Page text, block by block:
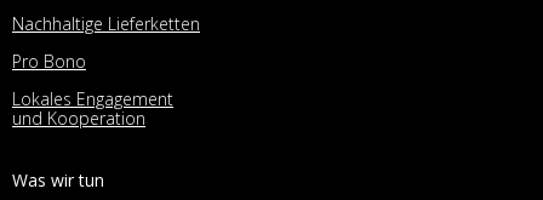
Nachhaltige Lieferketten
Pro Bono
Lokales Engagement
und Kooperation
Was wir tun